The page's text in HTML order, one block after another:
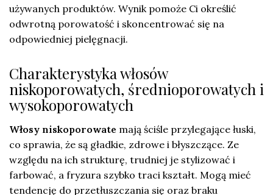
używanych produktów. Wynik pomoże Ci określić
odwrotną porowatość i skoncentrować się na
odpowiedniej pielęgnacji.
Charakterystyka włosów
niskoporowatych, średnioporowatych i
wysokoporowatych
Włosy niskoporowate mają ściśle przylegające łuski,
co sprawia, że są gładkie, zdrowe i błyszczące. Ze
względu na ich strukturę, trudniej je stylizować i
farbować, a fryzura szybko traci kształt. Mogą mieć
tendencję do przetłuszczania się oraz braku